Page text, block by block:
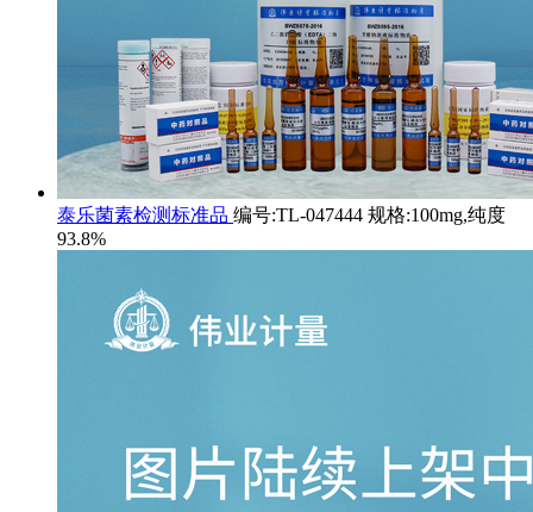
泰乐菌素检测标准品 编号:TL-047444 规格:100mg,纯度
93.8%